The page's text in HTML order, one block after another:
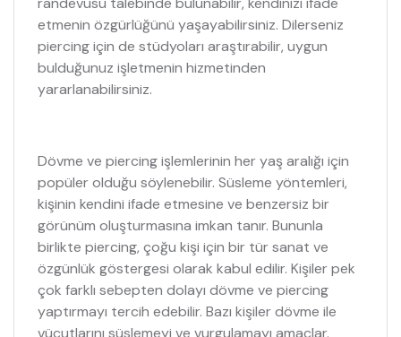
etmenin özgürlüğünü yaşayabilirsiniz. Dilerseniz
piercing için de stüdyoları araştırabilir, uygun
bulduğunuz işletmenin hizmetinden
yararlanabilirsiniz.
Dövme ve piercing işlemlerinin her yaş aralığı için
popüler olduğu söylenebilir. Süsleme yöntemleri,
kişinin kendini ifade etmesine ve benzersiz bir
görünüm oluşturmasına imkan tanır. Bununla
birlikte piercing, çoğu kişi için bir tür sanat ve
özgünlük göstergesi olarak kabul edilir. Kişiler pek
çok farklı sebepten dolayı dövme ve piercing
yaptırmayı tercih edebilir. Bazı kişiler dövme ile
vücutlarını süslemeyi ve vurgulamayı amaçlar.